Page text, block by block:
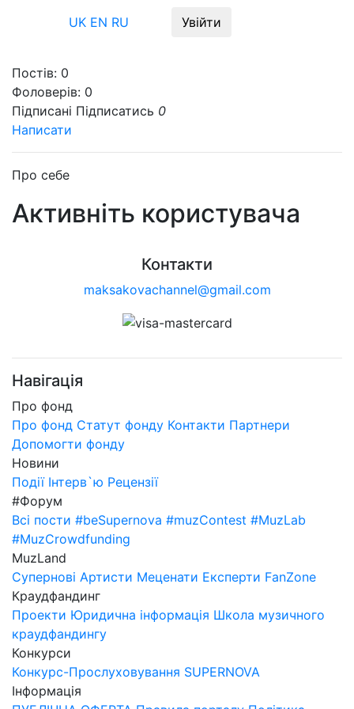
UK EN RU Увійти
Постів: 0
Фоловерів: 0
Підписані Підписатись 0
Написати
Про себе
Активніть користувача
Контакти
maksakovachannel@gmail.com
Навігація
Про фонд
Про фонд Статут фонду Контакти Партнери
Допомогти фонду
Новини
Події Інтерв`ю Рецензії
#Форум
Всі пости #beSupernova #muzContest #MuzLab
#MuzCrowdfunding
MuzLand
Супернові Артисти Меценати Експерти FanZone
Краудфандинг
Проекти Юридична інформація Школа музичного
краудфандингу
Конкурси
Конкурс-Прослуховування SUPERNOVA
Інформація